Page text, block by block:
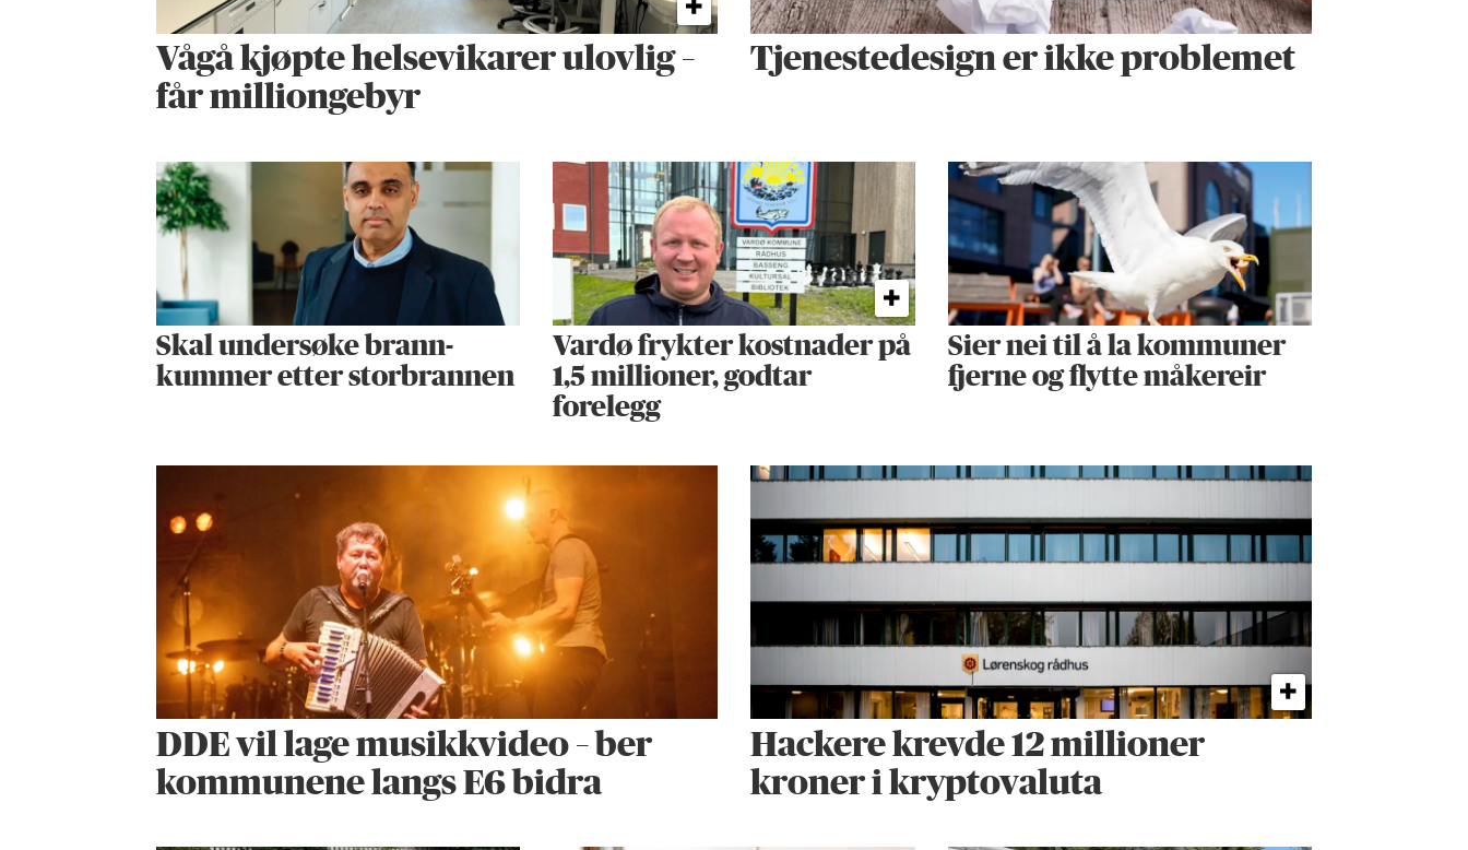
Vågå kjøpte helse­vikarer ulovlig –
får milliongebyr
Tjenestedesign er ikke problemet
Skal undersøke brann­
kummer etter storbrannen
Vardø frykter kostnader på
1,5 millioner, godtar
forelegg
Sier nei til å la kommuner
fjerne og flytte måkereir
DDE vil lage musikkvideo – ber
kommunene langs E6 bidra
Hackere krevde 12 millioner
kroner i kryptovaluta